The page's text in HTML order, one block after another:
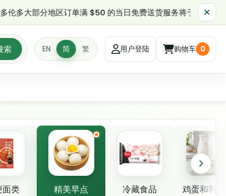
地区订单满 $50 的当日免费送货服务将于早上 11:30（东部时
索 EN 简 繁 用户登陆 购物车 0
面类 精美早点 冷藏食品 鸡蛋和乳